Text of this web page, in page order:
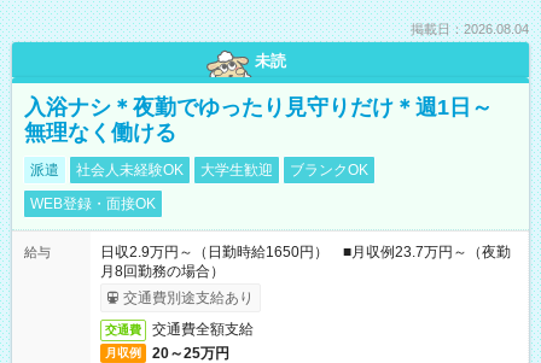
掲載日：2026.08.04
未読
入浴ナシ＊夜勤でゆったり見守りだけ＊週1日～
無理なく働ける
派遣 社会人未経験OK 大学生歓迎
ブランクOK
WEB登録・面接OK
給与
日収2.9万円～（日勤時給1650円） ■月収例23.7万円～（夜勤
月8回勤務の場合）
交通費別途支給あり
交通費 交通費全額支給
月収例 20～25万円